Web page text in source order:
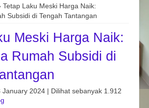
Tetap Laku Meski Harga Naik:
Subsidi di Tengah Tantangan
Meski Harga Naik:
Rumah Subsidi di
January 2024 | Dilihat sebanyak 1.912